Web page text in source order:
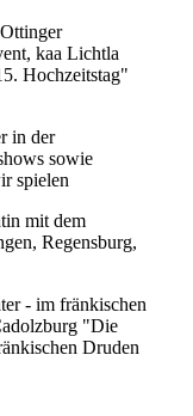
kaa Lichtla
Hochzeitstag"
in der
sowie
spielen
mit dem
Regensburg,
- im fränkischen
"Die
Druden